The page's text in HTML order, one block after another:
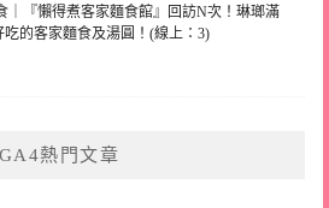
｜『懶得煮客家麵食館』回訪N次！琳瑯滿
吃的客家麵食及湯圓！(線上：3)
GA4熱門文章